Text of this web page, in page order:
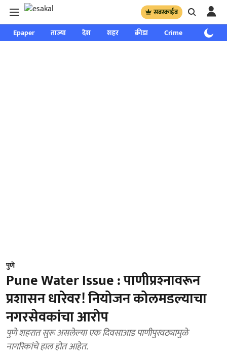
सबस्क्राईब
Epaper ताज्या देश शहर क्रीडा Crime साप्ताहिक
पुणे
Pune Water Issue : पाणीप्रश्‍नावरून
प्रशासन धारेवर! नियोजन कोलमडल्याचा
नगरसेवकांचा आरोप
पुणे शहरात सुरू असलेल्या एक दिवसाआड पाणीपुरवठ्यामुळे
नागरिकांचे हाल होत आहेत.